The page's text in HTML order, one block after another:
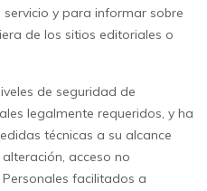
y para informar sobre
de los sitios editoriales o
de seguridad de
legalmente requeridos, y ha
técnicas a su alcance
acceso no
facilitados a